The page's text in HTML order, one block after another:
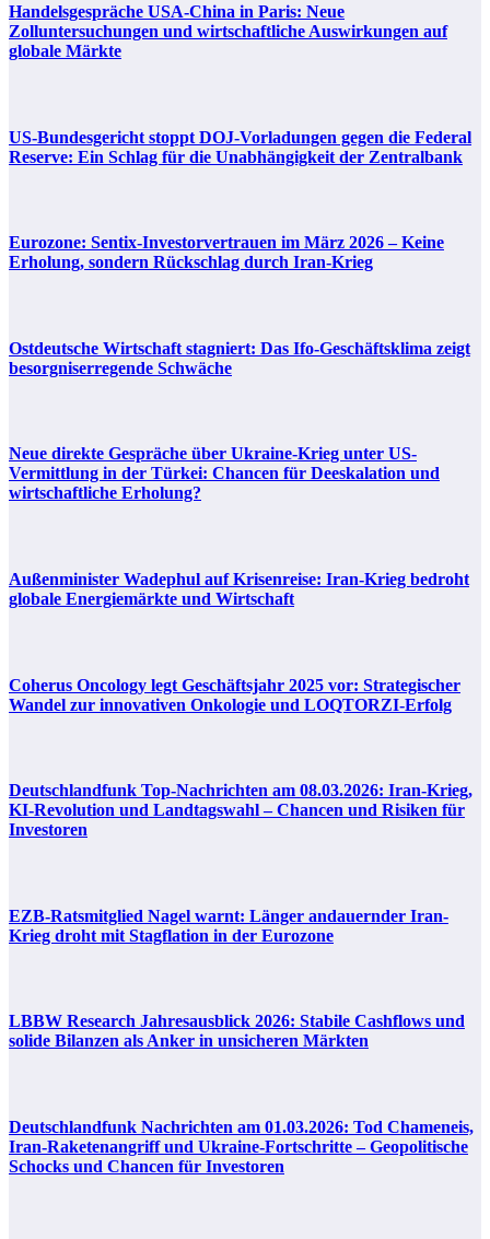
Handelsgespräche USA-China in Paris: Neue
Zolluntersuchungen und wirtschaftliche Auswirkungen auf
globale Märkte
US-Bundesgericht stoppt DOJ-Vorladungen gegen die Federal
Reserve: Ein Schlag für die Unabhängigkeit der Zentralbank
Eurozone: Sentix-Investorvertrauen im März 2026 – Keine
Erholung, sondern Rückschlag durch Iran-Krieg
Ostdeutsche Wirtschaft stagniert: Das Ifo-Geschäftsklima zeigt
besorgniserregende Schwäche
Neue direkte Gespräche über Ukraine-Krieg unter US-
Vermittlung in der Türkei: Chancen für Deeskalation und
wirtschaftliche Erholung?
Außenminister Wadephul auf Krisenreise: Iran-Krieg bedroht
globale Energiemärkte und Wirtschaft
Coherus Oncology legt Geschäftsjahr 2025 vor: Strategischer
Wandel zur innovativen Onkologie und LOQTORZI-Erfolg
Deutschlandfunk Top-Nachrichten am 08.03.2026: Iran-Krieg,
KI-Revolution und Landtagswahl – Chancen und Risiken für
Investoren
EZB-Ratsmitglied Nagel warnt: Länger andauernder Iran-
Krieg droht mit Stagflation in der Eurozone
LBBW Research Jahresausblick 2026: Stabile Cashflows und
solide Bilanzen als Anker in unsicheren Märkten
Deutschlandfunk Nachrichten am 01.03.2026: Tod Chameneis,
Iran-Raketenangriff und Ukraine-Fortschritte – Geopolitische
Schocks und Chancen für Investoren